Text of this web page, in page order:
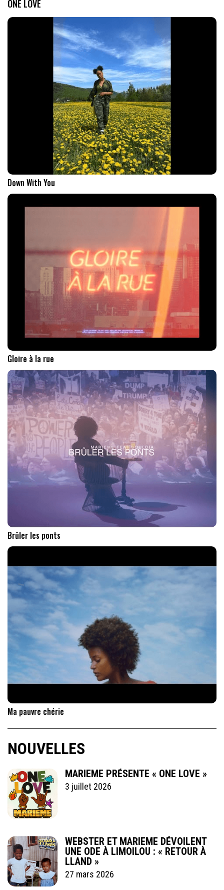
ONE LOVE
Down With You
Gloire à la rue
Brûler les ponts
Ma pauvre chérie
NOUVELLES
MARIEME PRÉSENTE « ONE LOVE »
3 juillet 2026
WEBSTER ET MARIEME DÉVOILENT
UNE ODE À LIMOILOU : « RETOUR À
LLAND »
27 mars 2026